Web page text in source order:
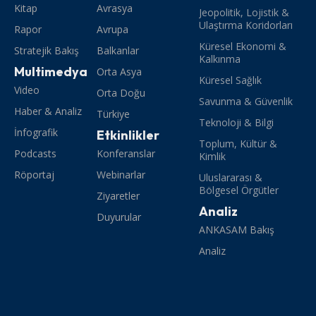
Kitap
Rapor
Stratejik Bakış
Multimedya
Video
Haber & Analiz
İnfografik
Podcasts
Röportaj
Avrasya
Avrupa
Balkanlar
Orta Asya
Orta Doğu
Türkiye
Etkinlikler
Konferanslar
Webinarlar
Ziyaretler
Duyurular
Jeopolitik, Lojistik &
Ulaştırma Koridorları
Küresel Ekonomi &
Kalkınma
Küresel Sağlık
Savunma & Güvenlik
Teknoloji & Bilgi
Toplum, Kültür &
Kimlik
Uluslararası &
Bölgesel Örgütler
Analiz
ANKASAM Bakış
Analiz